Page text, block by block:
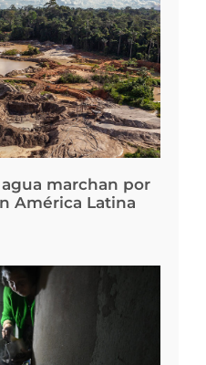
marchan por
América Latina